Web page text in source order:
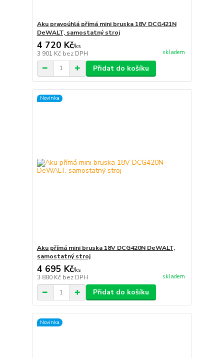
Aku pravoúhlá přímá mini bruska 18V DCG421N
DeWALT, samostatný stroj
4 720 Kč/ks
3 901 Kč bez DPH skladem
Přidat do košíku
Novinka
Aku přímá mini bruska 18V DCG420N DeWALT,
samostatný stroj
4 695 Kč/ks
3 880 Kč bez DPH skladem
Přidat do košíku
Novinka